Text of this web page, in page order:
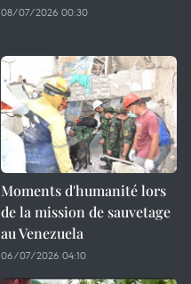
08/07/2026 00:30
Moments d'humanité lors
de la mission de sauvetage
au Venezuela
06/07/2026 04:10